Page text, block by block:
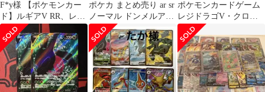
F*y様 【ポケモンカー
ド】ルギアV RR、レジ
ドラゴV SR パラダイム
トリガ
ポケカ まとめ売り ar sr
ノーマル ドンメルアシ
レーヌカリキリテツノ
イバラ
ポケモンカードゲーム
レジドラゴV・クロバ
ットVまとめ売り